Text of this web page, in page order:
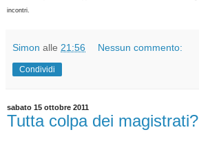
incontri.
Simon alle 21:56 Nessun commento:
Condividi
sabato 15 ottobre 2011
Tutta colpa dei magistrati?